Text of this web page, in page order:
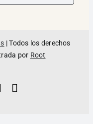
| Todos los derechos
por Root